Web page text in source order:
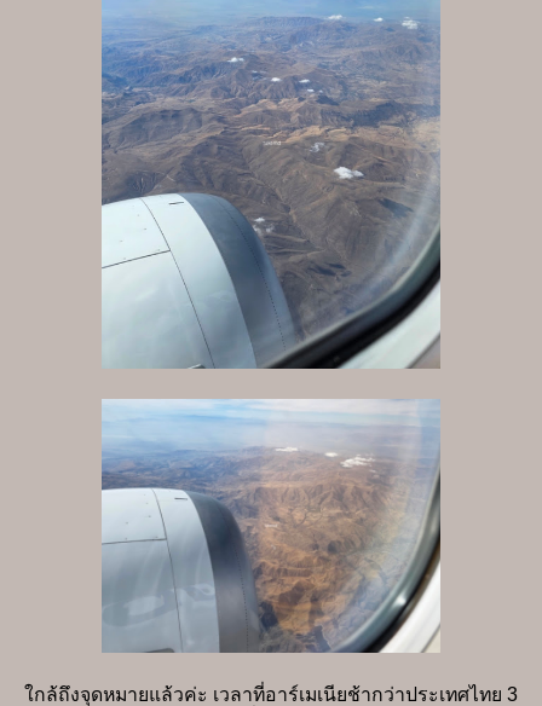
ใกล้ถึงจุดหมายแล้วค่ะ เวลาที่อาร์เมเนียช้ากว่าประเทศไทย 3